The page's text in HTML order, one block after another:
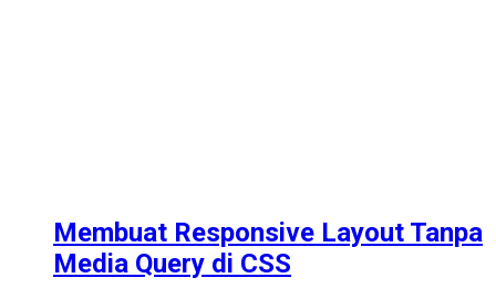
Membuat Responsive Layout Tanpa
Media Query di CSS